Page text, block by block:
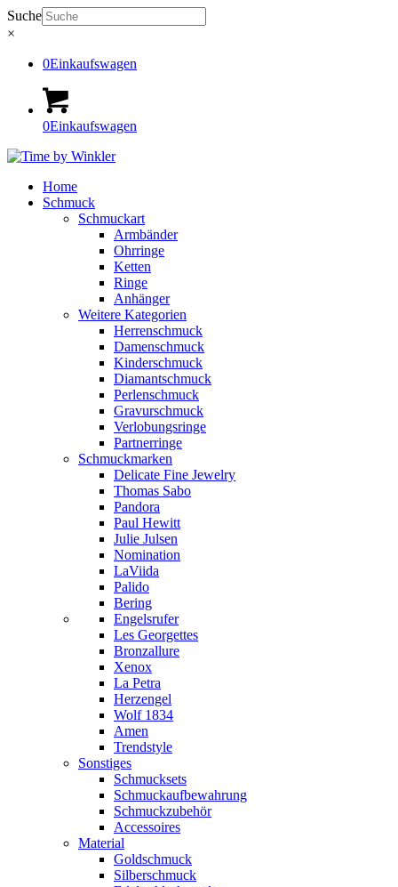
Suche
×
0Einkaufswagen
0Einkaufswagen
Home
Schmuck
Schmuckart
Armbänder
Ohrringe
Ketten
Ringe
Anhänger
Weitere Kategorien
Herrenschmuck
Damenschmuck
Kinderschmuck
Diamantschmuck
Perlenschmuck
Gravurschmuck
Verlobungsringe
Partnerringe
Schmuckmarken
Delicate Fine Jewelry
Thomas Sabo
Pandora
Paul Hewitt
Julie Julsen
Nomination
LaViida
Palido
Bering
Engelsrufer
Les Georgettes
Bronzallure
Xenox
La Petra
Herzengel
Wolf 1834
Amen
Trendstyle
Sonstiges
Schmucksets
Schmuckaufbewahrung
Schmuckzubehör
Accessoires
Material
Goldschmuck
Silberschmuck